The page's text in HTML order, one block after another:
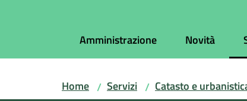
Amministrazione Novità
Home / Servizi / Catasto e